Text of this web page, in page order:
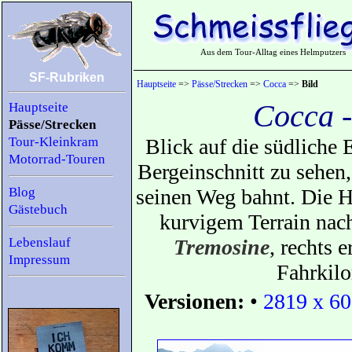
SF-Rubriken
Hauptseite
Pässe/Strecken
Tour-Kleinkram
Motorrad-Touren
Blog
Gästebuch
Lebenslauf
Impressum
Aus dem Tour-Alltag eines Helmputzers
Hauptseite => Pässe/Strecken => Cocca => Bild
Cocca
Blick auf die südliche
Bergeinschnitt zu
seinen Weg bahnt. Die
kurvigem Terrain
Tremosine, rechts
Versionen: • 2819 x